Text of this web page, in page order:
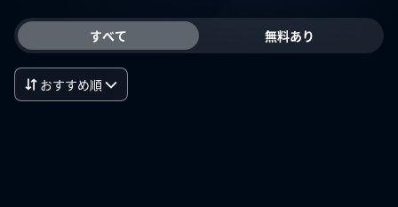
すべて 無料あり
おすすめ順